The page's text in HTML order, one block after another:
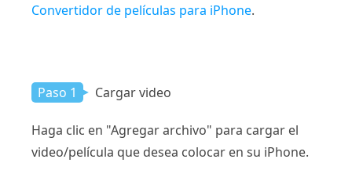
Convertidor de películas para iPhone.
Paso 1 Cargar video
Haga clic en "Agregar archivo" para cargar el
video/película que desea colocar en su iPhone.